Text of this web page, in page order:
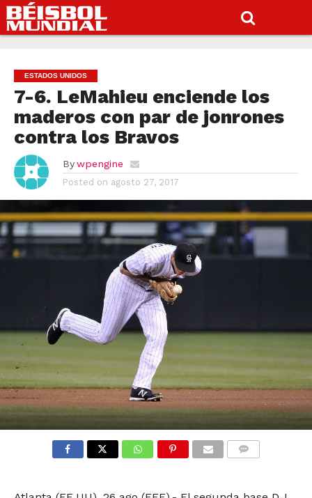
ESTADOS UNIDOS
7-6. LeMahieu enciende los
maderos con par de jonrones
contra los Bravos
By wpengine
Posted on agosto 27, 2017